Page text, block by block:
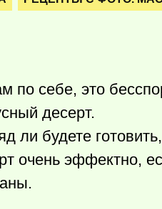
по себе, это
десерт.
ли будете
очень эффектно,